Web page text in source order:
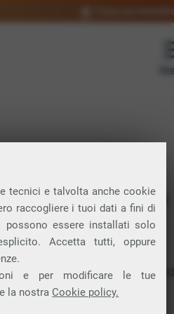
tecnici e talvolta anche cookie
raccogliere i tuoi dati a fini di
possono essere installati solo
Accetta tutti, oppure
e per modificare le tue
la nostra Cookie policy.
Trova un
di Ehiweb
MOBILE SMS WEB